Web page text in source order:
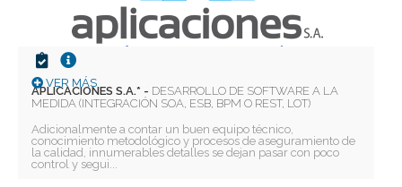
VER MÁS
APLICACIONES S.A.* - DESARROLLO DE SOFTWARE A LA
MEDIDA (INTEGRACIÓN SOA, ESB, BPM O REST, LOT)
Adicionalmente a contar un buen equipo técnico,
conocimiento metodológico y procesos de aseguramiento de
la calidad, innumerables detalles se dejan pasar con poco
control y segui...